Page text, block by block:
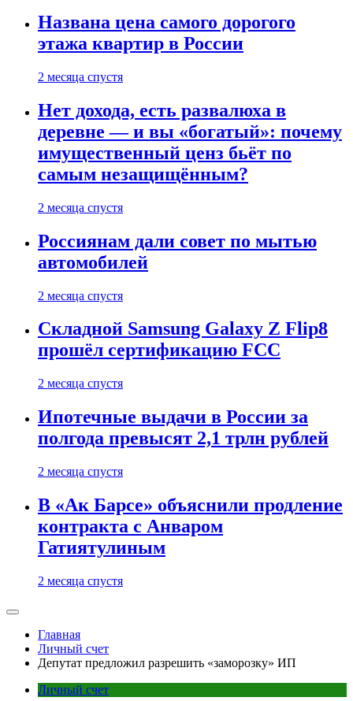
Названа цена самого дорогого
этажа квартир в России
2 месяца спустя
Нет дохода, есть развалюха в
деревне — и вы «богатый»: почему
имущественный ценз бьёт по
самым незащищённым?
2 месяца спустя
Россиянам дали совет по мытью
автомобилей
2 месяца спустя
Складной Samsung Galaxy Z Flip8
прошёл сертификацию FCC
2 месяца спустя
Ипотечные выдачи в России за
полгода превысят 2,1 трлн рублей
2 месяца спустя
В «Ак Барсе» объяснили продление
контракта с Анваром
Гатиятулиным
2 месяца спустя
Главная
Личный счет
Депутат предложил разрешить «заморозку» ИП
Личный счет